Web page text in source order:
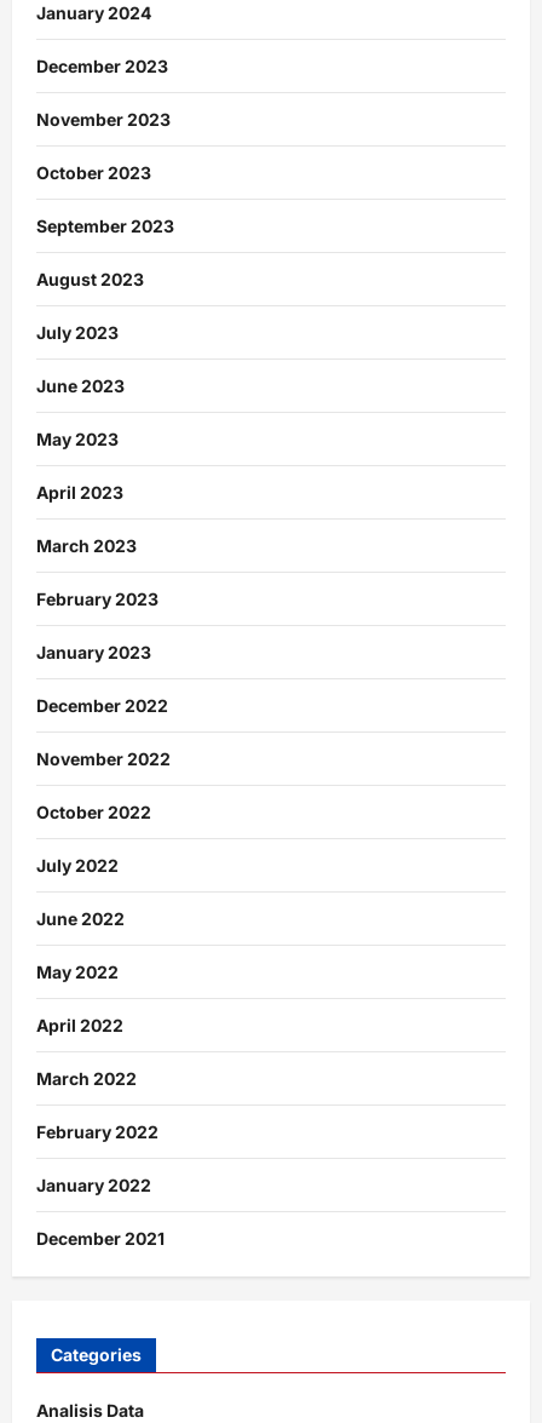
January 2024
December 2023
November 2023
October 2023
September 2023
August 2023
July 2023
June 2023
May 2023
April 2023
March 2023
February 2023
January 2023
December 2022
November 2022
October 2022
July 2022
June 2022
May 2022
April 2022
March 2022
February 2022
January 2022
December 2021
Categories
Analisis Data